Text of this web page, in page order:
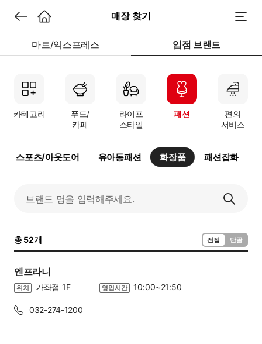
매장 찾기
마트/익스프레스 입점 브랜드
카테고리
푸드/
카페
라이프
스타일
패션
편의
서비스
스포츠/아웃도어 유아동패션 화장품 패션잡화
총 52개 전점 단골
엔프라니
위치 가좌점 1F 영업시간 10:00~21:50
032-274-1200